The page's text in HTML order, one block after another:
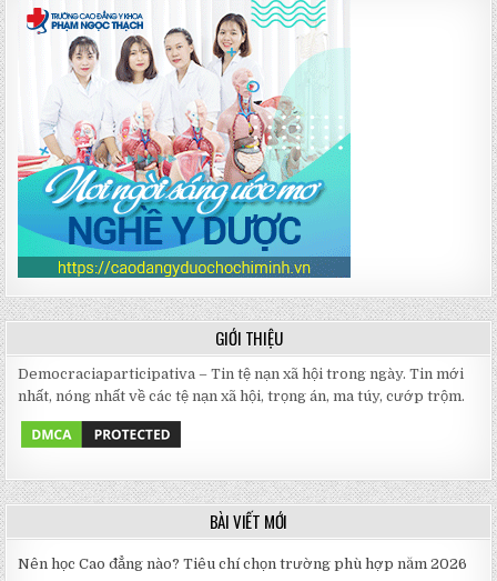
GIỚI THIỆU
Democraciaparticipativa – Tin tệ nạn xã hội trong ngày. Tin mới
nhất, nóng nhất về các tệ nạn xã hội, trọng án, ma túy, cướp trộm.
BÀI VIẾT MỚI
Nên học Cao đẳng nào? Tiêu chí chọn trường phù hợp năm 2026